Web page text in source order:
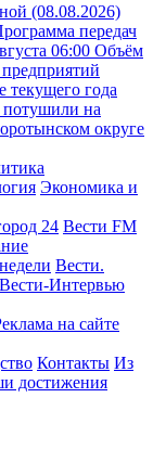
(08.08.2026)
передач
06:00 Объём
текущего года
на
округе
Экономика и
24 Вести FM
Вести.
Вести-Интервью
на сайте
Контакты Из
достижения